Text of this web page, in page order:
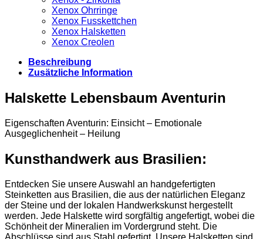
Xenox Ohrringe
Xenox Fusskettchen
Xenox Halsketten
Xenox Creolen
Beschreibung
Zusätzliche Information
Halskette Lebensbaum Aventurin
Eigenschaften Aventurin: Einsicht – Emotionale
Ausgeglichenheit – Heilung
Kunsthandwerk aus Brasilien:
Entdecken Sie unsere Auswahl an handgefertigten
Steinketten aus Brasilien, die aus der natürlichen Eleganz
der Steine und der lokalen Handwerkskunst hergestellt
werden. Jede Halskette wird sorgfältig angefertigt, wobei die
Schönheit der Mineralien im Vordergrund steht. Die
Abschlüsse sind aus Stahl gefertigt. Unsere Halsketten sind